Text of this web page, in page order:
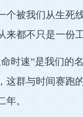
个被我们从生死
来都不只是一份工
命时速”是我们的
这群与时间赛跑
年。